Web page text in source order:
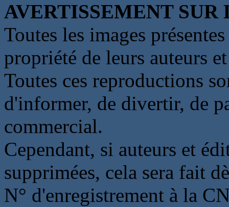
AVERTISSEMENT
Toutes les images
propriété de leurs auteurs
Toutes ces reproductions
d'informer, de divertir, de
commercial.
Cependant, si auteurs et
supprimées, cela sera fait
N° d'enregistrement à la